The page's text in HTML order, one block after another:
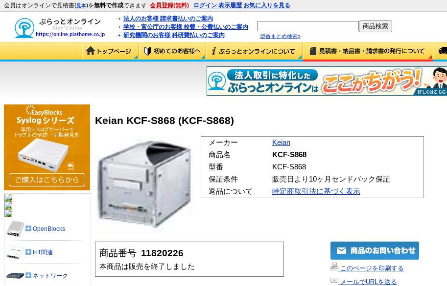
会員はオンラインで見積書(見本)を無料で作成できます 会員登録(無料) ログイン 表示履歴 お気に入りを見る
法人のお客様 請求書払いのご案内
学校・官公庁のお客様 校費・公費払いのご案内
研究機関のお客様 科研費払いのご案内
型番まとめ検索»
Keian KCF-S868 (KCF-S868)
メーカー
Keian
商品名
KCF-S868
型番
KCF-S868
保証条件
販売日より10ヶ月センドバック保証
返品について
特定商取引法に基づく表示
商品番号 11820226
本商品は販売を終了しました
このページを印刷する
メールでURLを送る
OpenBlocks
IoT関連
ネットワーク